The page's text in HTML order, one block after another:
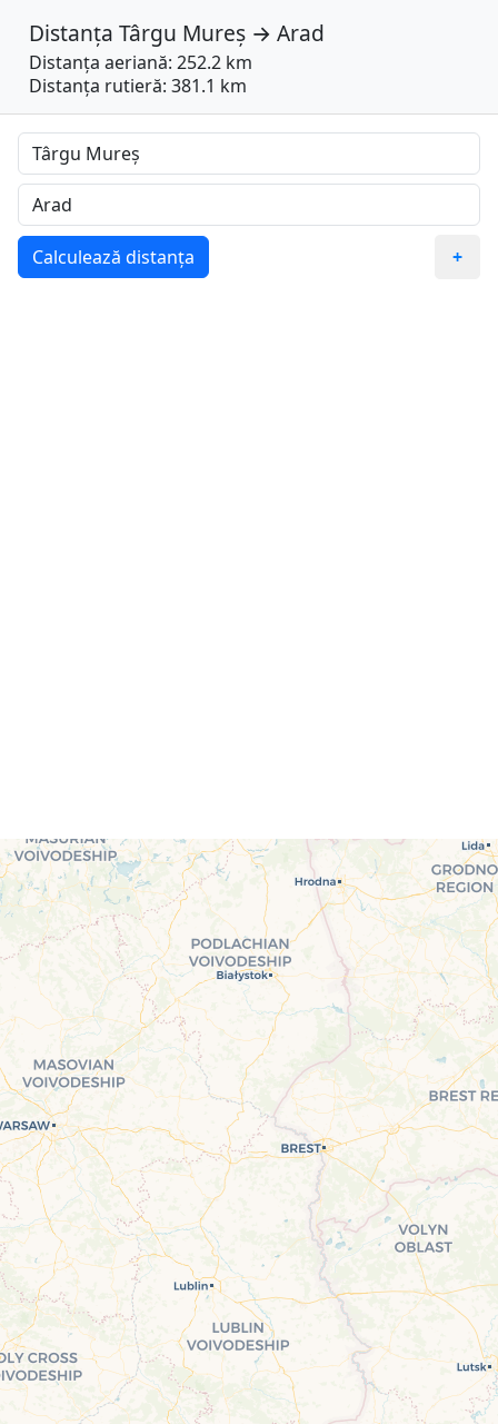
Distanța Târgu Mureș → Arad
Distanța aeriană: 252.2 km
Distanța rutieră: 381.1 km
Calculează distanța +